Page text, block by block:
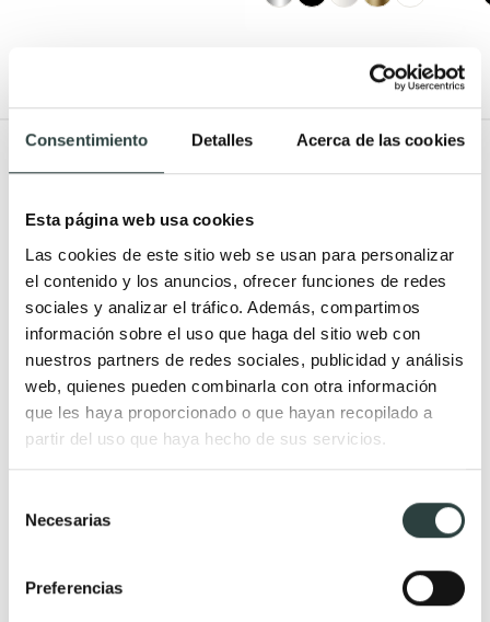
Consentimiento Detalles Acerca de las cookies
Esta página web usa cookies
Las cookies de este sitio web se usan para personalizar
el contenido y los anuncios, ofrecer funciones de redes
sociales y analizar el tráfico. Además, compartimos
información sobre el uso que haga del sitio web con
nuestros partners de redes sociales, publicidad y análisis
web, quienes pueden combinarla con otra información
que les haya proporcionado o que hayan recopilado a
partir del uso que haya hecho de sus servicios.
Necesarias
Preferencias
Muebles de baño
Muebles de baño Modernos
Muebles de baño rústicos y
natural
Muebles de baño vintage y
neoclásicos
Mueble de baño de madera
Muebles de baño Salgar
Muebles de baño fondo
Lavabos sobre encimera
Lavabos baratos
Lavabos pequeños
Lavabos a medida
Lavabos pedestal
Lavabos encastrados
Lavabos suspendidos